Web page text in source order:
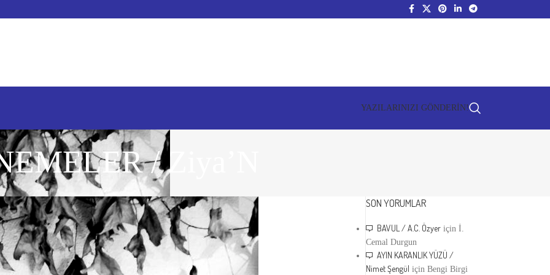
YAZILARINIZI GÖNDERİN!
/ Ziya’N
SON YORUMLAR
BAVUL / A.C. Özyer içinİ.
Cemal Durgun
AYIN KARANLIK YÜZÜ /
Nimet Şengül içinBengi Birgi